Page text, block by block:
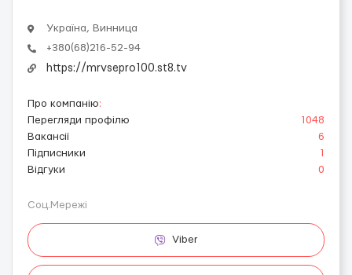
Україна, Винница
+380(68)216-52-94
https://mrvsepro100.st8.tv
Про компанію:
Перегляди профілю
1048
Вакансії
6
Підписники
1
Відгуки
0
Соц.Мережі
Viber